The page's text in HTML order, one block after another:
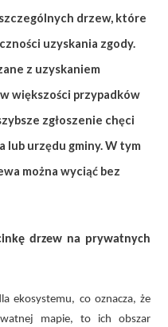
drzew, które
uzyskania zgody.
z uzyskaniem
większości przypadków
zgłoszenie chęci
lub urzędu gminy. W tym
można wyciąć bez
drzew na prywatnych
ekosystemu, co oznacza, że
mapie, to ich obszar